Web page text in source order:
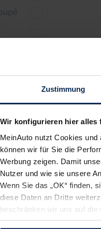
Zustimmung
Wir konfigurieren hier alles
MeinAuto nutzt Cookies
können wir für Sie die
Werbung zeigen. Damit
Nutzer und wie sie unsere
Wenn Sie das „OK“ finden,
diese Daten an Dritte
beschränken wir uns auf
Sie somit nicht perfekt auf